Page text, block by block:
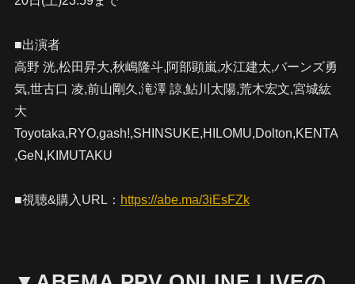
■出演者
高野 洸,松田昇大,秋嶋隆斗,阿部顕嵐,水江建太,バーンズ勇
気,世古口 凌,前山剛久,滝澤 諒,鮎川太陽,荒木宏文,宮城紘
大
Toyotaka,RYO,gash!,SHINSUKE,HILOMU,Dolton,KENTA
,GeN,KIMUTAKU
■視聴&購入URL： https://abe.ma/3iEsFZk